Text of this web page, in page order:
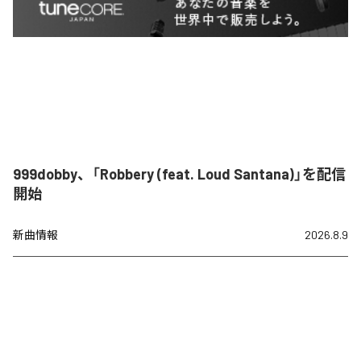
999dobby、「Robbery (feat. Loud Santana)」を配信
開始
新曲情報 2026.8.9